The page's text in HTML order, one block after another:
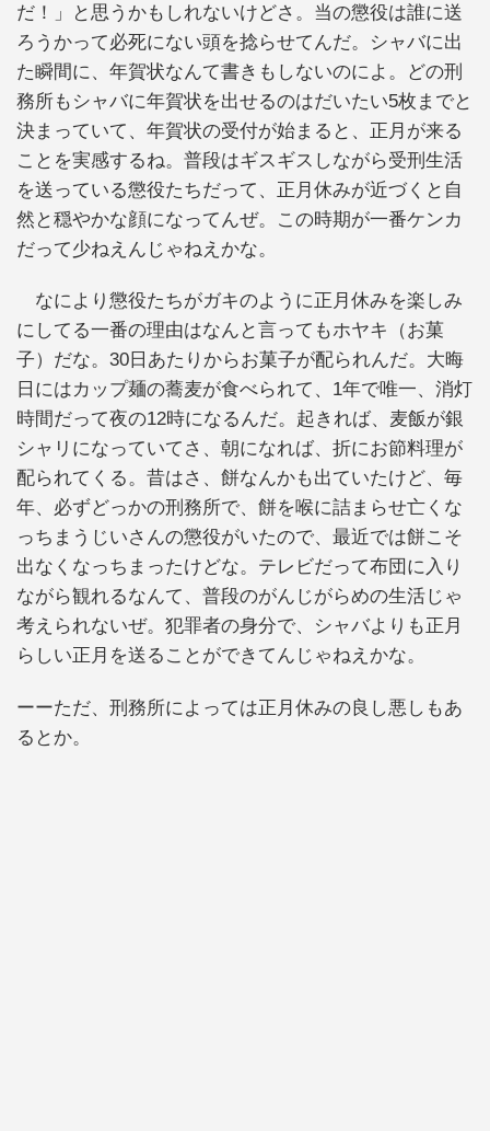
だ！」と思うかもしれないけどさ。当の懲役は誰に送
ろうかって必死にない頭を捻らせてんだ。シャバに出
た瞬間に、年賀状なんて書きもしないのによ。どの刑
務所もシャバに年賀状を出せるのはだいたい5枚までと
決まっていて、年賀状の受付が始まると、正月が来る
ことを実感するね。普段はギスギスしながら受刑生活
を送っている懲役たちだって、正月休みが近づくと自
然と穏やかな顔になってんぜ。この時期が一番ケンカ
だって少ねえんじゃねえかな。
なにより懲役たちがガキのように正月休みを楽しみ
にしてる一番の理由はなんと言ってもホヤキ（お菓
子）だな。30日あたりからお菓子が配られんだ。大晦
日にはカップ麺の蕎麦が食べられて、1年で唯一、消灯
時間だって夜の12時になるんだ。起きれば、麦飯が銀
シャリになっていてさ、朝になれば、折にお節料理が
配られてくる。昔はさ、餅なんかも出ていたけど、毎
年、必ずどっかの刑務所で、餅を喉に詰まらせ亡くな
っちまうじいさんの懲役がいたので、最近では餅こそ
出なくなっちまったけどな。テレビだって布団に入り
ながら観れるなんて、普段のがんじがらめの生活じゃ
考えられないぜ。犯罪者の身分で、シャバよりも正月
らしい正月を送ることができてんじゃねえかな。
ーーただ、刑務所によっては正月休みの良し悪しもあ
るとか。